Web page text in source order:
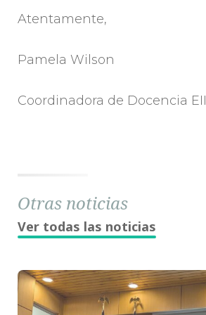
Atentamente,
Pamela Wilson
Coordinadora de Docencia EII
Otras noticias
Ver todas las noticias